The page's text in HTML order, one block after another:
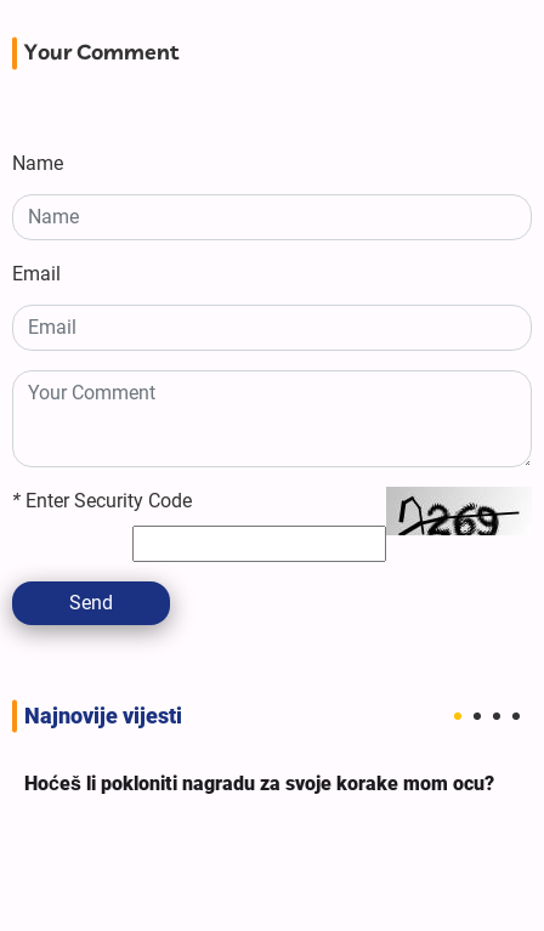
Your Comment
Name
Email
* Enter Security Code
Send
Najnovije vijesti
Hoćeš li pokloniti nagradu za svoje korake mom ocu?